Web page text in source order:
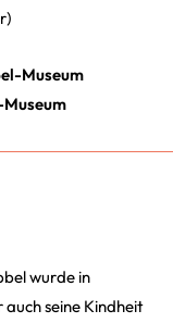
Museum
Museum
wurde in
seine Kindheit